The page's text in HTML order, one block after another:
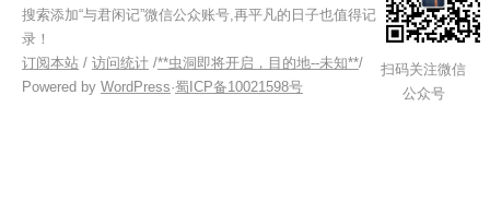
搜索添加“与君闲记”微信公众账号,再平凡的日子也值得记
录！
订阅本站 / 访问统计 /**虫洞即将开启，目的地--未知**/
Powered by WordPress·蜀ICP备10021598号
扫码关注微信
公众号